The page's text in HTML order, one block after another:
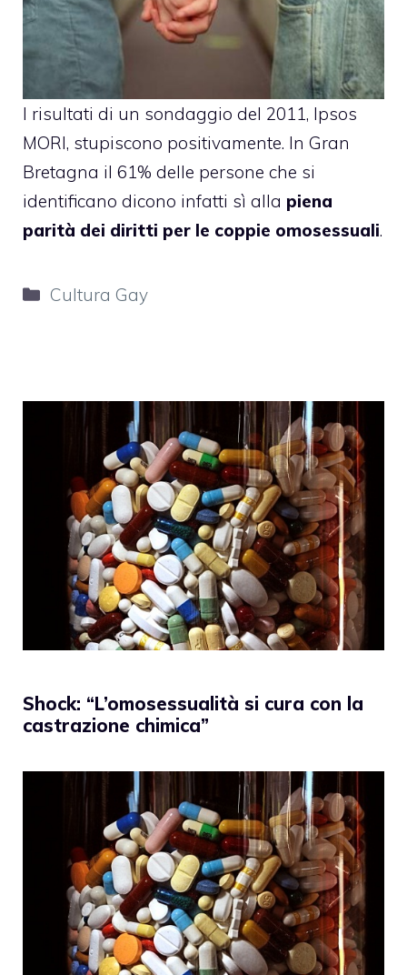
I risultati di un sondaggio del 2011, Ipsos
MORI, stupiscono positivamente. In Gran
Bretagna il 61% delle persone che si
identificano dicono infatti sì alla piena
parità dei diritti per le coppie omosessuali.
Categorie
Cultura Gay
Shock: “L’omosessualità si cura con la
castrazione chimica”